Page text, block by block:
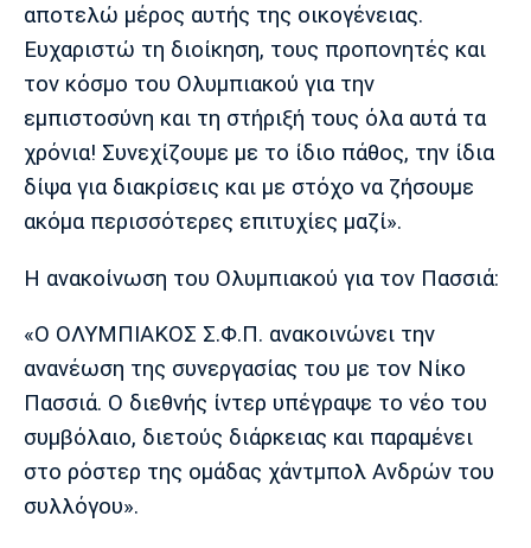
Λίβερπουλ
Μάντσεστερ
Σίτι
Γιουβέντους
Ίντερ Μίλαν Μπάγερν
Μονακό
Ερυθρός
Αστέρας
Τότεναμ
αποτελώ μέρος αυτής της οικογένειας.
Ευχαριστώ τη διοίκηση, τους προπονητές και
τον κόσμο του Ολυμπιακού για την
εμπιστοσύνη και τη στήριξή τους όλα αυτά τα
χρόνια! Συνεχίζουμε με το ίδιο πάθος, την ίδια
δίψα για διακρίσεις και με στόχο να ζήσουμε
ακόμα περισσότερες επιτυχίες μαζί».
Η ανακοίνωση του Ολυμπιακού για τον Πασσιά:
«Ο ΟΛΥΜΠΙΑΚΟΣ Σ.Φ.Π. ανακοινώνει την
ανανέωση της συνεργασίας του με τον Νίκο
Πασσιά. Ο διεθνής ίντερ υπέγραψε το νέο του
συμβόλαιο, διετούς διάρκειας και παραμένει
στο ρόστερ της ομάδας χάντμπολ Ανδρών του
συλλόγου».